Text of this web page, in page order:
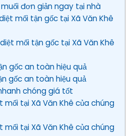
đơn giản ngay tại nhà
mối tận gốc tại Xã Văn Khê
mối tận gốc tại Xã Văn Khê
gốc an toàn hiệu quả
gốc an toàn hiệu quả
chóng giá tốt
mối tại Xã Văn Khê của chúng
mối tại Xã Văn Khê của chúng